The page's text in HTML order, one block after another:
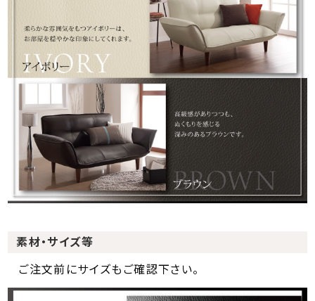
素材・サイズ等
ご注文前にサイズもご確認下さい。